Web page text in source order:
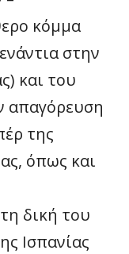
κόμμα
στην
και του
απαγόρευση
της
όπως και
δική του
Ισπανίας